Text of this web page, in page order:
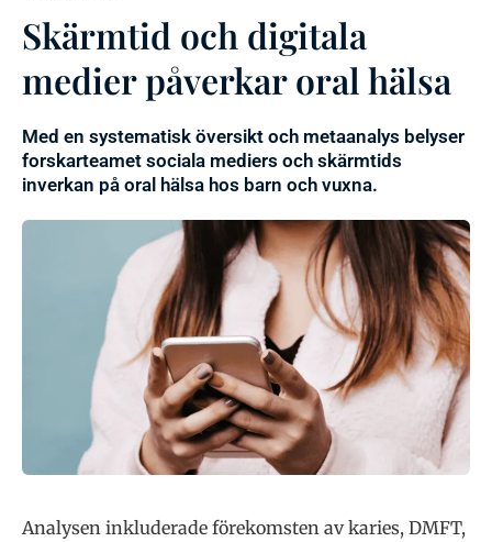
Skärmtid och digitala
medier påverkar oral hälsa
Med en systematisk översikt och metaanalys belyser
forskarteamet sociala mediers och skärmtids
inverkan på oral hälsa hos barn och vuxna.
Analysen inkluderade förekomsten av karies, DMFT,